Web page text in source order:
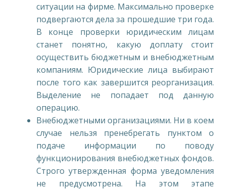
ситуации на фирме. Максимально проверке
подвергаются дела за прошедшие три года.
В конце проверки юридическим лицам
станет понятно, какую доплату стоит
осуществить бюджетным и внебюджетным
компаниям. Юридические лица выбирают
после того как завершится реорганизация.
Выделение не попадает под данную
операцию.
Внебюджетными организациями. Ни в коем
случае нельзя пренебрегать пунктом о
подаче информации по поводу
функционирования внебюджетных фондов.
Строго утвержденная форма уведомления
не предусмотрена. На этом этапе